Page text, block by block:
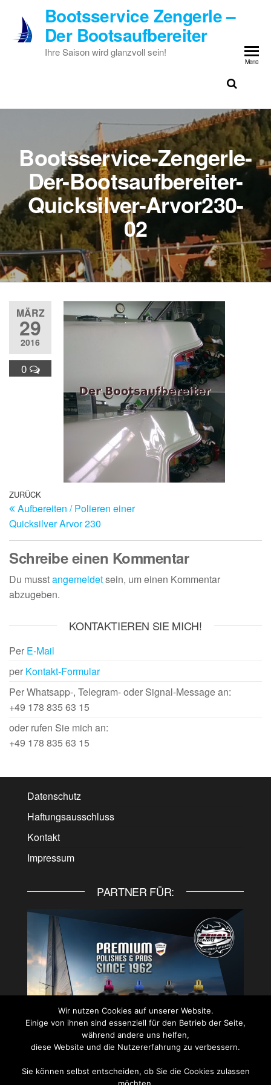
Inhalt
springen
Bootsservice Zengerle –
Der Bootsaufbereiter
Ihre Saison wird glanzvoll sein!
Menü
Bootsservice-Zengerle-
Der-Bootsaufbereiter-
Quicksilver-Arvor230-
02
MÄRZ
29
2016
0
Beitragsnavigation
Vorheriger
Beitrag
ZURÜCK
Aufbereiten / Polieren einer
Quicksilver Arvor 230
Schreibe einen Kommentar
Du musstangemeldetsein, um einen Kommentar
abzugeben.
KONTAKTIEREN SIE MICH!
Per E-Mail
per Kontakt-Formular
Per Whatsapp-, Telegram- oder Signal-Message an:
+49 178 835 63 15
oder rufen Sie mich an:
+49 178 835 63 15
Datenschutz
Haftungsausschluss
Kontakt
Impressum
PARTNER FÜR:
Wir nutzen Cookies auf unserer Website.
Einige von ihnen sind essenziell für den Betrieb der Seite,
während andere uns helfen,
diese Website und die Nutzererfahrung zu verbessern.
Sie können selbst entscheiden, ob Sie die Cookies zulassen